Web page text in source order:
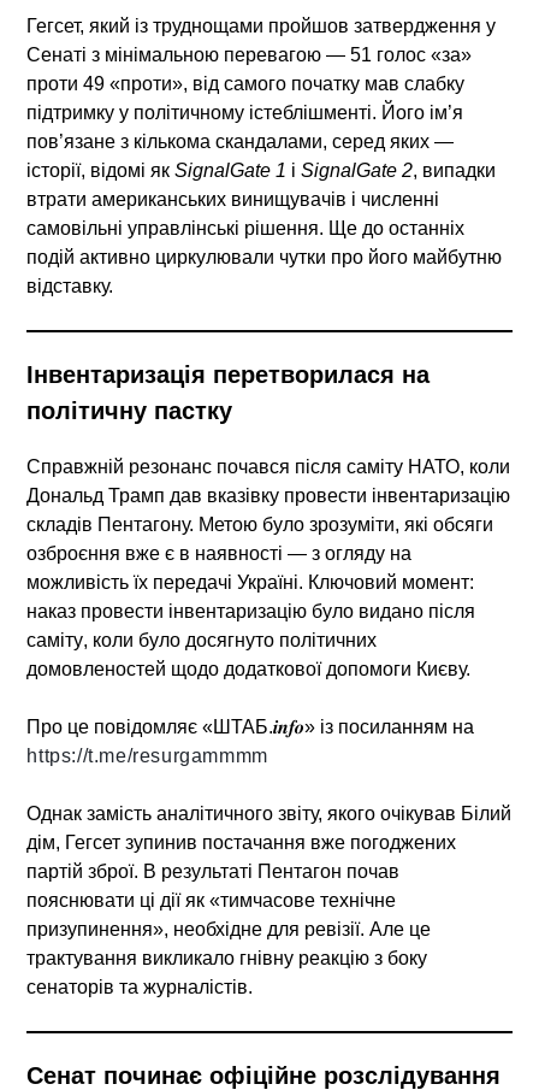
Гегсет, який із труднощами пройшов затвердження у
Сенаті з мінімальною перевагою — 51 голос «за»
проти 49 «проти», від самого початку мав слабку
підтримку у політичному істеблішменті. Його ім’я
пов’язане з кількома скандалами, серед яких —
історії, відомі якSignalGate 1 іSignalGate 2, випадки
втрати американських винищувачів і численні
самовільні управлінські рішення. Ще до останніх
подій активно циркулювали чутки про його майбутню
відставку.
Інвентаризація перетворилася на
політичну пастку
Справжній резонанс почався після саміту НАТО, коли
Дональд Трамп дав вказівку провести інвентаризацію
складів Пентагону. Метою було зрозуміти, які обсяги
озброєння вже є в наявності — з огляду на
можливість їх передачі Україні. Ключовий момент:
наказ провести інвентаризацію було видано після
саміту, коли було досягнуто політичних
домовленостей щодо додаткової допомоги Києву.
Про це повідомляє «ШТАБ.𝒊𝒏𝒇𝒐» із посиланням на
https://t.me/resurgammmm
Однак замість аналітичного звіту, якого очікував Білий
дім, Гегсет зупинив постачання вже погоджених
партій зброї. В результаті Пентагон почав
пояснювати ці дії як «тимчасове технічне
призупинення», необхідне для ревізії. Але це
трактування викликало гнівну реакцію з боку
сенаторів та журналістів.
Сенат починає офіційне розслідування